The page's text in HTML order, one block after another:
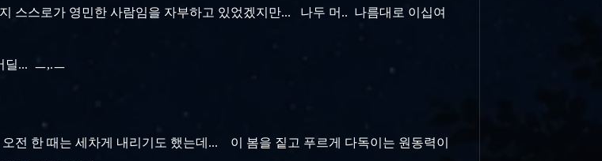
스스로가 영민한 사람임을 자부하고 있었겠지만... 나두 머.. 나름대로 이십여
딜... ㅡ,.ㅡ
전 한 때는 세차게 내리기도 했는데... 이 봄을 짙고 푸르게 다독이는 원동력이